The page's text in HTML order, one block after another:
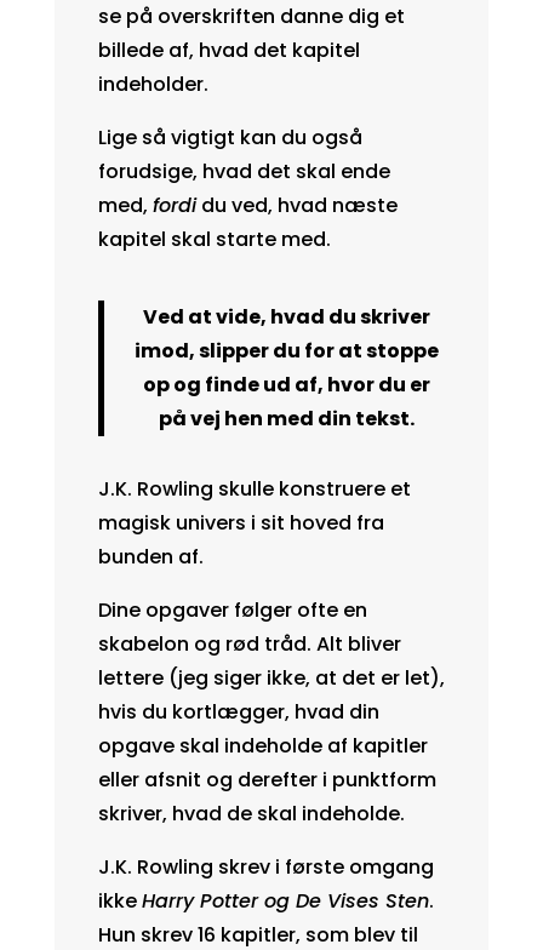
se på overskriften danne dig et
billede af, hvad det kapitel
indeholder.
Lige så vigtigt kan du også
forudsige, hvad det skal ende
med, fordi du ved, hvad næste
kapitel skal starte med.
Ved at vide, hvad du skriver
imod, slipper du for at stoppe
op og finde ud af, hvor du er
på vej hen med din tekst.
J.K. Rowling skulle konstruere et
magisk univers i sit hoved fra
bunden af.
Dine opgaver følger ofte en
skabelon og rød tråd. Alt bliver
lettere (jeg siger ikke, at det er let),
hvis du kortlægger, hvad din
opgave skal indeholde af kapitler
eller afsnit og derefter i punktform
skriver, hvad de skal indeholde.
J.K. Rowling skrev i første omgang
ikkeHarry Potter og De Vises Sten.
Hun skrev 16 kapitler, som blev til